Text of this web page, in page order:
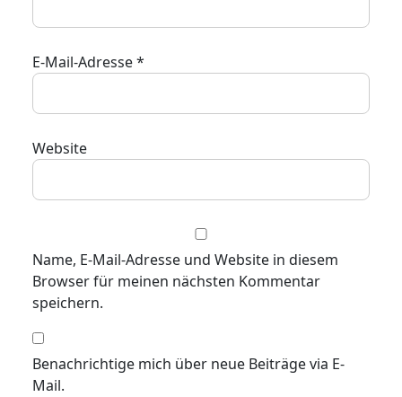
E-Mail-Adresse*
Website
Name, E-Mail-Adresse und Website in diesem
Browser für meinen nächsten Kommentar
speichern.
Benachrichtige mich über neue Beiträge via E-
Mail.